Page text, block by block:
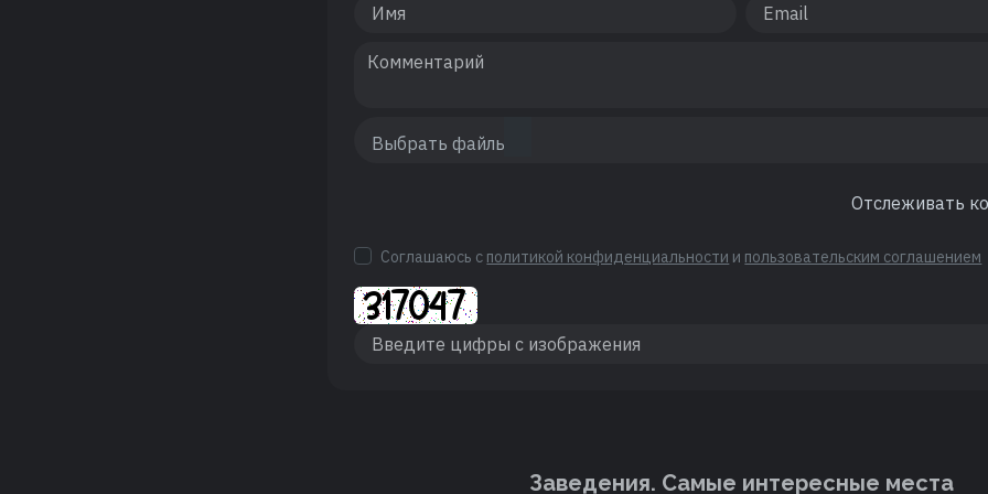
Отслеживать
Соглашаюсь с политикой конфиденциальности и пользовательским соглашением
Заведения. Cамые интересные места